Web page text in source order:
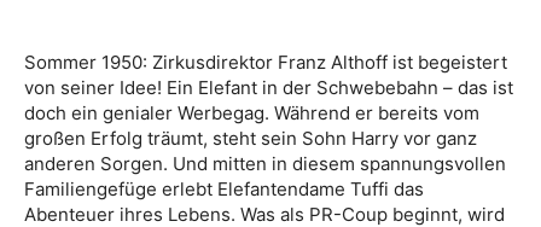
Sommer 1950: Zirkusdirektor Franz Althoff ist begeistert
von seiner Idee! Ein Elefant in der Schwebebahn – das ist
doch ein genialer Werbegag. Während er bereits vom
großen Erfolg träumt, steht sein Sohn Harry vor ganz
anderen Sorgen. Und mitten in diesem spannungsvollen
Familiengefüge erlebt Elefantendame Tuffi das
Abenteuer ihres Lebens. Was als PR-Coup beginnt, wird